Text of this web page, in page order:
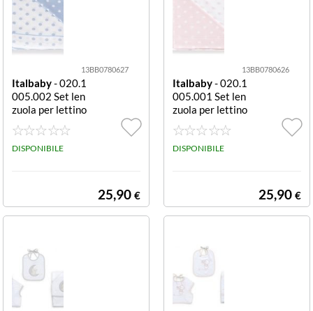
13BB0780627
Italbaby- 020.1
005.002 Set len
zuola per lettino
Pois Azzurro co
mpleto
DISPONIBILE
25,90 €
13BB0780626
Italbaby- 020.1
005.001 Set len
zuola per lettino
Pois Rosa compl
eto
DISPONIBILE
25,90 €